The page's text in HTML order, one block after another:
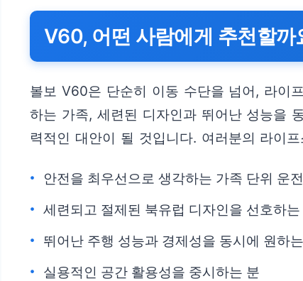
V60, 어떤 사람에게 추천할까
볼보 V60은 단순히 이동 수단을 넘어, 라이
하는 가족, 세련된 디자인과 뛰어난 성능을
력적인 대안이 될 것입니다. 여러분의 라이
안전을 최우선으로 생각하는 가족 단위 운
세련되고 절제된 북유럽 디자인을 선호하는
뛰어난 주행 성능과 경제성을 동시에 원하
실용적인 공간 활용성을 중시하는 분